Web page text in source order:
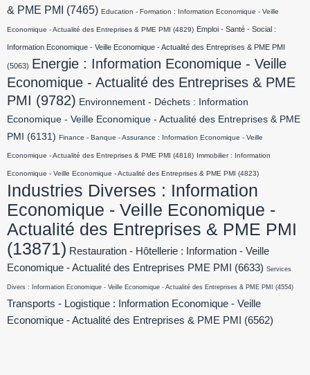
& PME PMI
(7465) Education - Formation : Information Economique - Veille
Economique - Actualité des Entreprises & PME PMI (4829) Emploi - Santé - Social :
Information Economique - Veille Economique - Actualité des Entreprises & PME PMI
(5063) Energie : Information Economique - Veille
Economique - Actualité des Entreprises & PME
PMI (9782) Environnement - Déchets : Information
Economique - Veille Economique - Actualité des Entreprises & PME
PMI
(6131) Finance - Banque - Assurance : Information Economique - Veille
Economique - Actualité des Entreprises & PME PMI (4818) Immobilier : Information
Economique - Veille Economique - Actualité des Entreprises & PME PMI (4823)
Industries Diverses : Information
Economique - Veille Economique -
Actualité des Entreprises & PME PMI
(13871) Restauration - Hôtellerie : Information - Veille
Economique - Actualité des Entreprises PME PMI
(6633) Services
Divers : Information Economique - Veille Economique - Actualité des Entreprises & PME PMI (4554)
Transports - Logistique : Information Economique - Veille
Economique - Actualité des Entreprises & PME PMI
(6562)